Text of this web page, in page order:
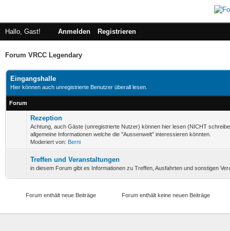
Hallo, Gast! Anmelden Registrieren
Forum VRCC Legendary
Eingangshalle
Hier können auch unregistrierte Benutzer überall lesen.
Forum
Rezeption
Achtung, auch Gäste (unregistrierte Nutzer) können hier lesen (NICHT
allgemeine Informationen welche die "Aussenwelt" interessieren könnten.
Moderiert von: Berni
Treffen und Veranstaltungen
in diesem Forum gibt es Informationen zu Treffen, Ausfahrten und sonstigen
Forum enthält neue Beiträge Forum enthält keine neuen Beiträge